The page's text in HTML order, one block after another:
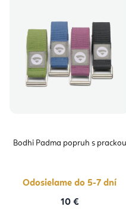
Bodhi Padma popruh s prackou
Odosielame do 5-7 dní
10 €